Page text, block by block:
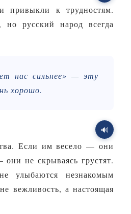
привыкли к трудностям.
русский народ всегда
нас сильнее» — эту
хорошо.
🔊
Если им весело — они
не скрываясь грустят.
улыбаются незнакомым
вежливость, а настоящая